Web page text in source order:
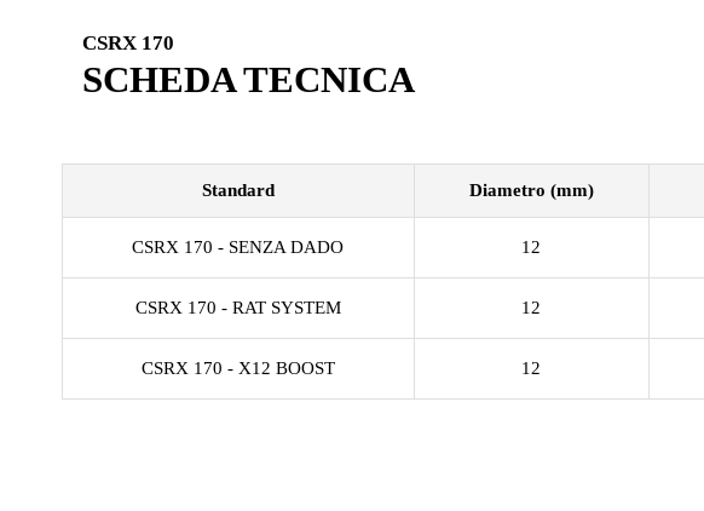
CSRX 170
SCHEDA TECNICA
Standard Diametro (mm)
CSRX 170 - SENZA DADO 12
CSRX 170 - RAT SYSTEM 12
CSRX 170 - X12 BOOST 12